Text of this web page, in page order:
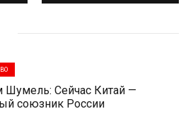
Шумель: Сейчас Китай —
союзник России